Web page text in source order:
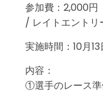
参加費：2,000円
/ レイトエントリ
実施時間：10月
内容：
①選手のレース準